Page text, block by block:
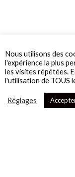
Nous utilisons des
l'expérience la plus
les visites répétées.
l'utilisation de TOUS
Réglages